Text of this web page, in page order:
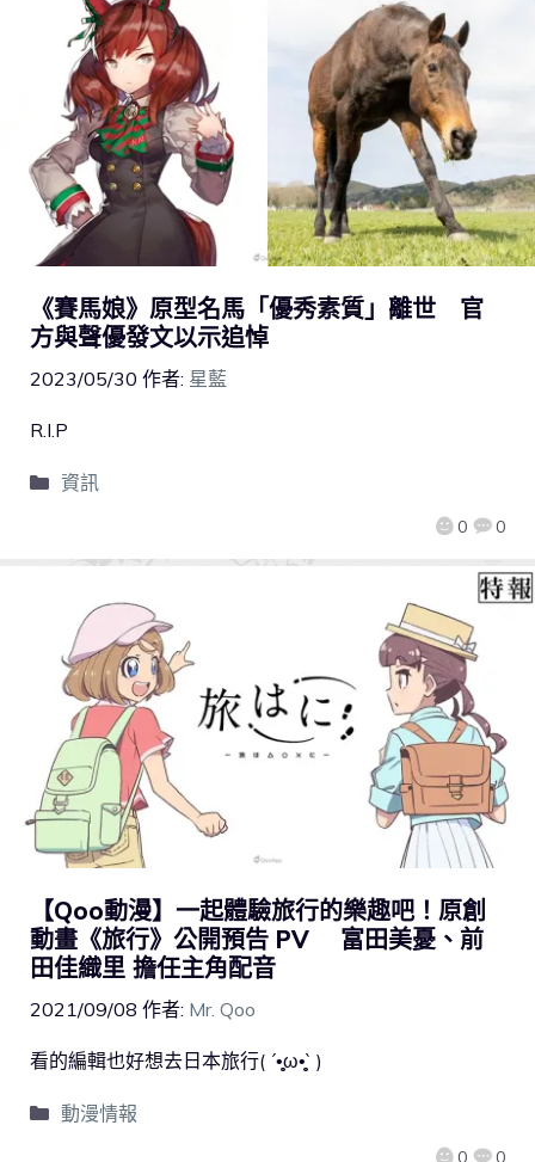
《賽馬娘》原型名馬「優秀素質」離世 官
方與聲優發文以示追悼
2023/05/30 作者: 星藍
0 0
R.I.P
資訊
【Qoo動漫】一起體驗旅行的樂趣吧！原創
動畫《旅行》公開預告 PV 富田美憂、前
田佳織里 擔任主角配音
2021/09/08 作者: Mr. Qoo
0 0
看的編輯也好想去日本旅行( ´•̥̥̥ω•̥̥̥` )
動漫情報